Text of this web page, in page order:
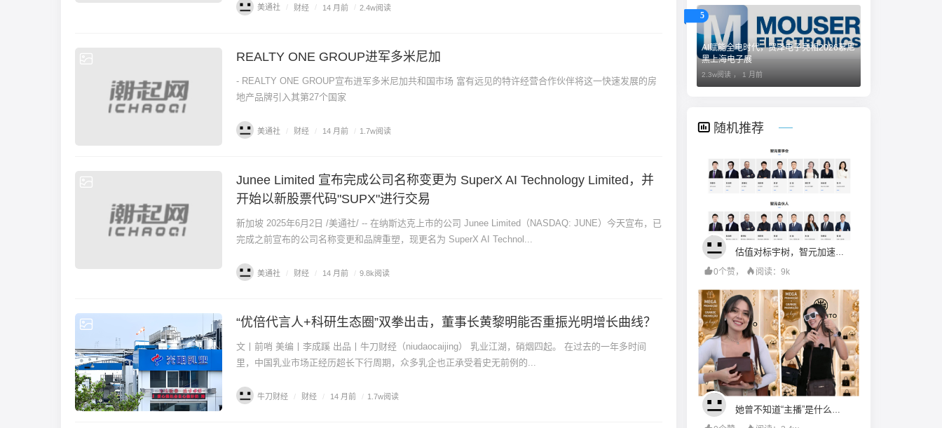
美通社 / 财经 / 14 月前 / 2.4w阅读
REALTY ONE GROUP进军多米尼加
- REALTY ONE GROUP宣布进军多米尼加共和国市场 富有远见的特许经营合作伙伴将这一快速发展的房
地产品牌引入其第27个国家
美通社 / 财经 / 14 月前 / 1.7w阅读
Junee Limited 宣布完成公司名称变更为 SuperX AI Technology Limited，并
开始以新股票代码"SUPX"进行交易
新加坡 2025年6月2日 /美通社/ -- 在纳斯达克上市的公司 Junee Limited（NASDAQ: JUNE）今天宣布，已
完成之前宣布的公司名称变更和品牌重塑，现更名为 SuperX AI Technol...
美通社 / 财经 / 14 月前 / 9.8k阅读
财经
“优倍代言人+科研生态圈”双拳出击，董事长黄黎明能否重振光明增长曲线？
文丨前哨 美编丨李成蹊 出品丨牛刀财经（niudaocaijing） 乳业江湖，硝烟四起。 在过去的一年多时间
里，中国乳业市场正经历超长下行周期，众多乳企也正承受着史无前例的...
牛刀财经 / 财经 / 14 月前 / 1.7w阅读
5
AI赋能全电时代，贸泽电子亮相2026慕尼
黑上海电子展
2.3w阅读 ， 1 月前
随机推荐
估值对标宇树，智元加速赶考
0个赞，
阅读：9k
她曾不知道“主播”是什么，如今在巴西直播间卖火中国箱包